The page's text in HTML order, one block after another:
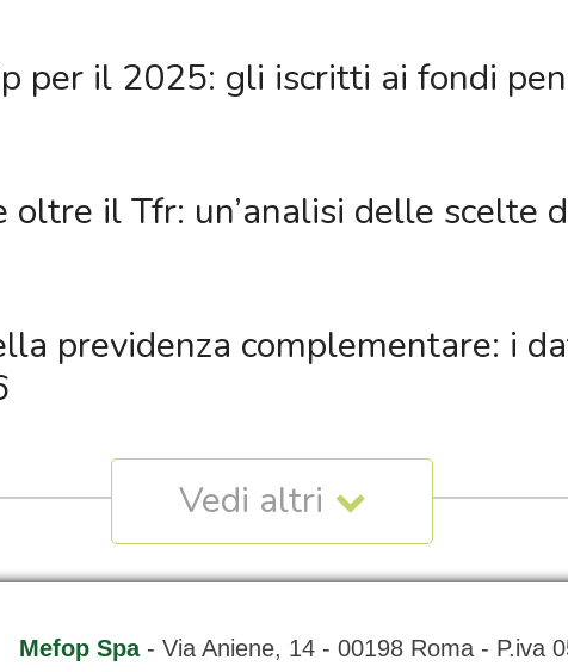
per il 2025: gli iscritti ai fondi
oltre il Tfr: un’analisi delle scelte
previdenza complementare: i
Mefop Spa- Via Aniene, 14 - 00198 Roma - P.iva